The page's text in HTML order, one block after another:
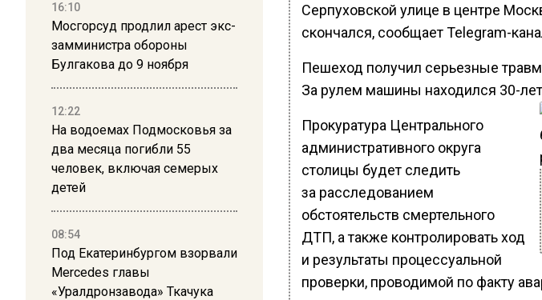
16:10
Мосгорсуд продлил арест экс-
замминистра обороны
Булгакова до 9 ноября
12:22
На водоемах Подмосковья за
два месяца погибли 55
человек, включая семерых
детей
08:54
Под Екатеринбургом взорвали
Mercedes главы
«Уралдронзавода» Ткачука
Серпуховской улице в центре
скончался, сообщает Telegram-
Пешеход получил серьезные
За рулем машины находился 30-
Прокуратура Центрального
административного округа
столицы будет следить
за расследованием
обстоятельств смертельного
ДТП, а также контролировать ход
и результаты процессуальной
проверки, проводимой по факту